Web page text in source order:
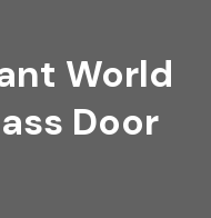
World
Door